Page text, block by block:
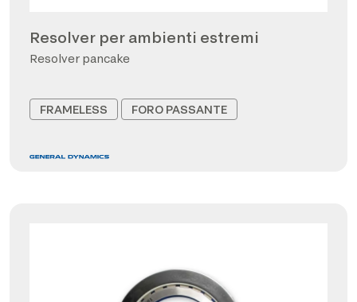
Resolver per ambienti estremi
Resolver pancake
FRAMELESS FORO PASSANTE